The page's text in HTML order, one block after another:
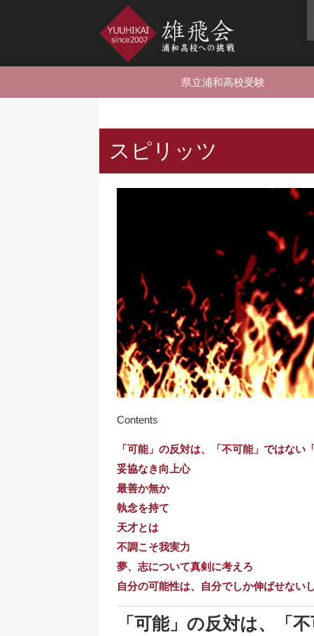
県立浦和高校受験
スピリッツ
Contents
「可能」の反対は、「不可能」ではない
妥協なき向上心
最善か無か
執念を持て
天才とは
不調こそ我実力
夢、志について真剣に考えろ
自分の可能性は、自分でしか伸ばせない
「可能」の反対は、「